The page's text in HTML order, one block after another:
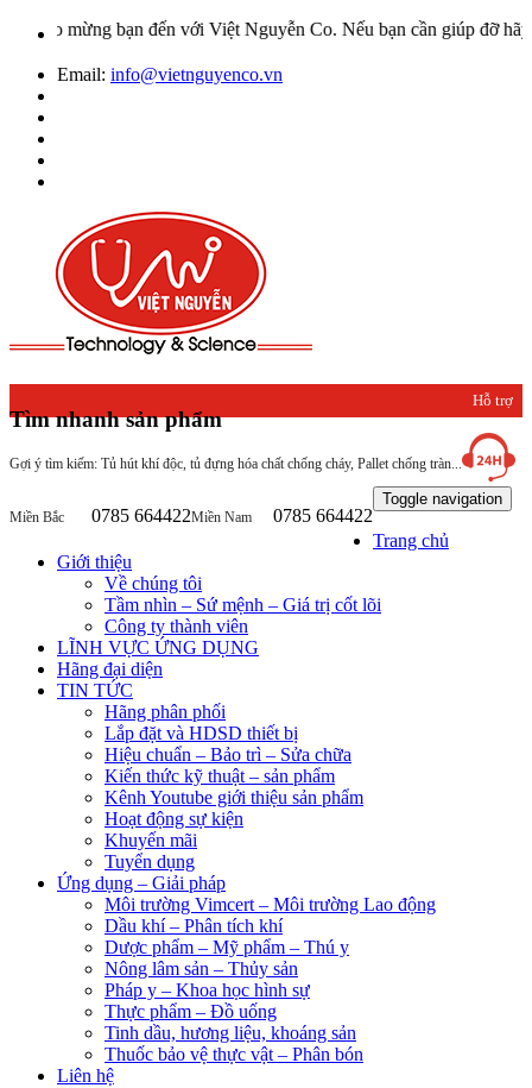
mừng bạn đến với Việt Nguyễn Co. Nếu bạn cần giúp đỡ hãy
Email: info@vietnguyenco.vn
Tìm nhanh sản phẩm
Gợi ý tìm kiếm: Tủ hút khí độc, tủ đựng hóa chất chống cháy, Pallet chống tràn...
Hỗ trợ
khách
hàng
Miền Bắc 0785 664422Miền Nam 0785 664422
Toggle navigation
Trang chủ
Giới thiệu
Về chúng tôi
Tầm nhìn – Sứ mệnh – Giá trị cốt lõi
Công ty thành viên
LĨNH VỰC ỨNG DỤNG
Hãng đại diện
TIN TỨC
Hãng phân phối
Lắp đặt và HDSD thiết bị
Hiệu chuẩn – Bảo trì – Sửa chữa
Kiến thức kỹ thuật – sản phẩm
Kênh Youtube giới thiệu sản phẩm
Hoạt động sự kiện
Khuyến mãi
Tuyển dụng
Ứng dụng – Giải pháp
Môi trường Vimcert – Môi trường Lao động
Dầu khí – Phân tích khí
Dược phẩm – Mỹ phẩm – Thú y
Nông lâm sản – Thủy sản
Pháp y – Khoa học hình sự
Thực phẩm – Đồ uống
Tinh dầu, hương liệu, khoáng sản
Thuốc bảo vệ thực vật – Phân bón
Liên hệ